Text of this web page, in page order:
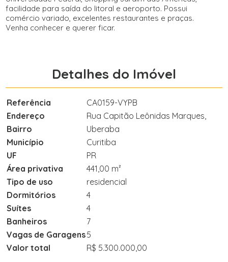
facilidade para saída do litoral e aeroporto. Possui
comércio variado, excelentes restaurantes e praças.
Venha conhecer e querer ficar.
Detalhes do Imóvel
Referência
CA0159-VYPB
Endereço
Rua Capitão Leônidas Marques,
Bairro
Uberaba
Município
Curitiba
UF
PR
Área privativa
441,00 m²
Tipo de uso
residencial
Dormitórios
4
Suítes
4
Banheiros
7
Vagas de Garagens5
Valor total
R$ 5.300.000,00